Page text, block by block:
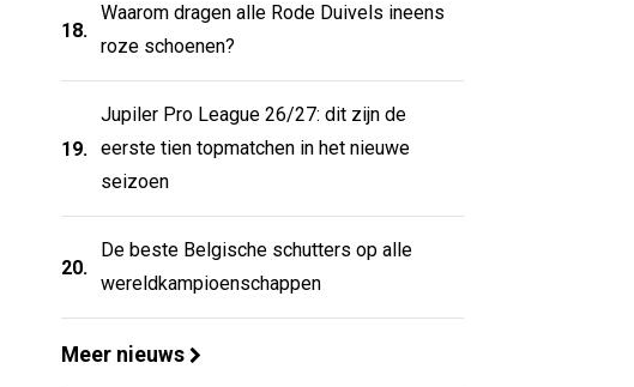
18.
Waarom dragen alle Rode Duivels ineens
roze schoenen?
19.
Jupiler Pro League 26/27: dit zijn de
eerste tien topmatchen in het nieuwe
seizoen
20.
De beste Belgische schutters op alle
wereldkampioenschappen
Meer nieuws